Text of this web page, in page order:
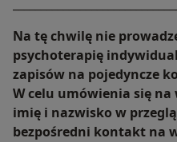
Na tę chwilę nie
psychoterapię
zapisów na pojedyncze
W celu umówienia się
imię i nazwisko w
bezpośredni kontakt na